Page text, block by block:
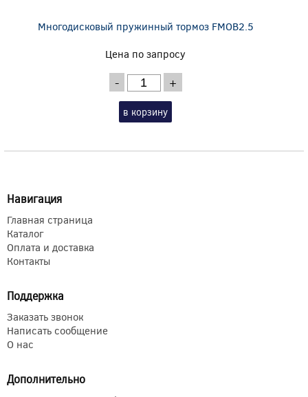
Многодисковый пружинный тормоз FMOB2.5
Цена по запросу
- +
в корзину
Навигация
Главная страница
Каталог
Оплата и доставка
Контакты
Поддержка
Заказать звонок
Написать сообщение
О нас
Дополнительно